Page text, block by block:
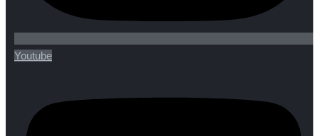
Youtube